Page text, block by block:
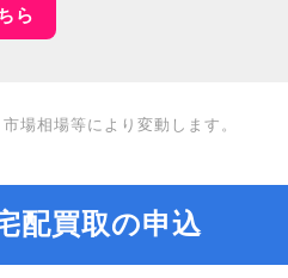
ら
場相場等により変動します。
配買取の申込